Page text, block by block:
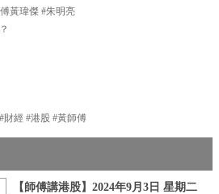
黃瑋傑 #朱明亮
財經 #港股 #黃師傅
【師傅講港股】2024年9月3日 星期二